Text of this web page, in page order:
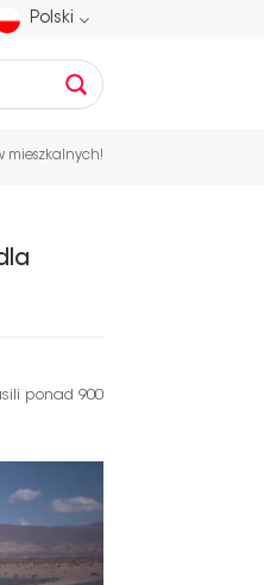
Polski
mieszkalnych!
ponad 900